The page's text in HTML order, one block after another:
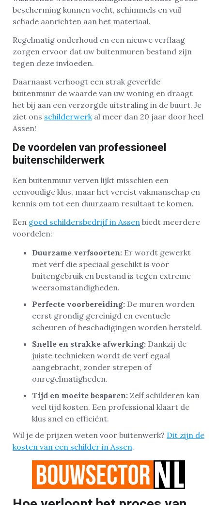
bescherming kunnen vocht, schimmels en vuil
schade aanrichten aan het materiaal.
Regelmatig onderhoud en een nieuwe verflaag
zorgen ervoor dat uw buitenmuren bestand zijn
tegen deze invloeden.
Daarnaast verhoogt een strak geverfde
buitenmuur de waarde van uw woning en draagt
het bij aan een verzorgde uitstraling in de buurt. Je
ziet ons schilderwerkal meer dan 20 jaar door heel
Assen!
De voordelen van professioneel
buitenschilderwerk
Een buitenmuur verven lijkt misschien een
eenvoudige klus, maar het vereist vakmanschap en
kennis om tot een duurzaam resultaat te komen.
Een goed schildersbedrijf in Assen biedt meerdere
voordelen:
Duurzame verfsoorten: Er wordt gewerkt
met verf die speciaal geschikt is voor
buitengebruik en bestand is tegen extreme
weersomstandigheden.
Perfecte voorbereiding: De muren worden
eerst grondig gereinigd en eventuele
scheuren of beschadigingen worden hersteld.
Snelle en strakke afwerking: Dankzij de
juiste technieken wordt de verf egaal
aangebracht, zonder strepen of
onregelmatigheden.
Tijd en moeite besparen: Zelf schilderen kan
veel tijd kosten. Een professional klaart de
klus snel en efficiënt.
Wil je de prijzen weten voor buitenwerk? Dit zijn de
kosten van een schilder in Assen.